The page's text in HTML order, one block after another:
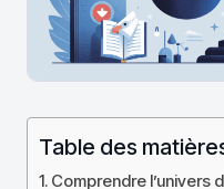
Table des
Comprendre l’univers